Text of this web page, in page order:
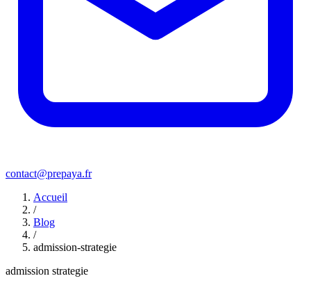
contact@prepaya.fr
Accueil
/
Blog
/
admission-strategie
admission strategie